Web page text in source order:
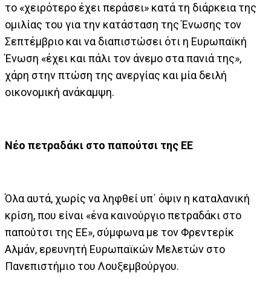
το «χειρότερο έχει περάσει» κατά τη διάρκεια της
ομιλίας του για την κατάσταση της Ένωσης τον
Σεπτέμβριο και να διαπιστώσει ότι η Ευρωπαϊκή
Ένωση «έχει και πάλι τον άνεμο στα πανιά της»,
χάρη στην πτώση της ανεργίας και μία δειλή
οικονομική ανάκαμψη.
Νέο πετραδάκι στο παπούτσι της ΕΕ
Όλα αυτά, χωρίς να ληφθεί υπ΄ όψιν η καταλανική
κρίση, που είναι «ένα καινούργιο πετραδάκι στο
παπούτσι της ΕΕ», σύμφωνα με τον Φρεντερίκ
Αλμάν, ερευνητή Ευρωπαϊκών Μελετών στο
Πανεπιστήμιο του Λουξεμβούργου.